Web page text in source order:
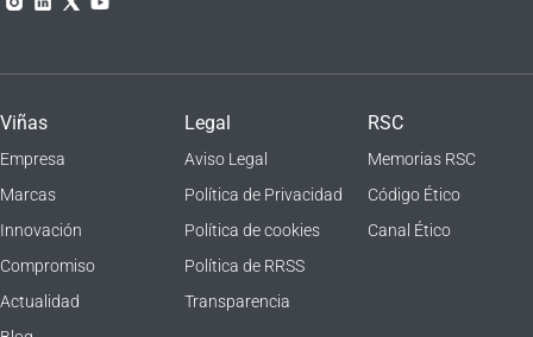
Instagram
Linkedln
X YouTube
Viñas
Empresa
Marcas
Innovación
Compromiso
Actualidad
Legal
Aviso Legal
Política de Privacidad
Política de cookies
Política de RRSS
Transparencia
RSC
Memorias RSC
Código Ético
Canal Ético